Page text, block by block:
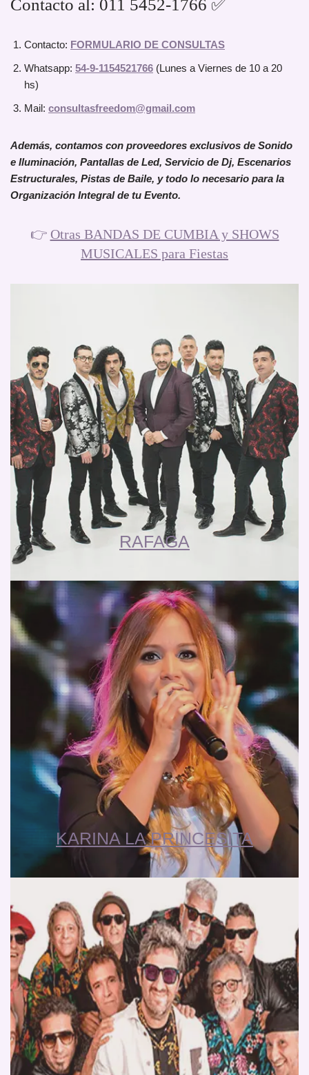
Contacto al: 011 5452-1766 ✅
Contacto: FORMULARIO DE CONSULTAS
Whatsapp: 54-9-1154521766 (Lunes a Viernes de 10 a 20
hs)
Mail: consultasfreedom@gmail.com
Además, contamos con proveedores exclusivos de Sonido
e Iluminación, Pantallas de Led, Servicio de Dj, Escenarios
Estructurales, Pistas de Baile, y todo lo necesario para la
Organización Integral de tu Evento.
👉 Otras BANDAS DE CUMBIA y SHOWS
MUSICALES para Fiestas
RAFAGA
KARINA LA PRINCESITA